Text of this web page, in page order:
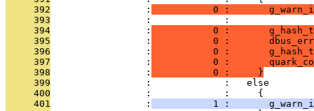
     392
                 :
0 :
     393
                 :             :
     394
                 :
0 :
     395
                 :
0 :
     396
                 :
0 :
     397
                 :
0 :
     398
                 :
           0 :     }
     399
                 :             :   else
     400
                 :             :     {
     401
                 :
1 :